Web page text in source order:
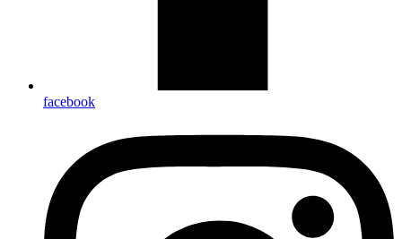
facebook